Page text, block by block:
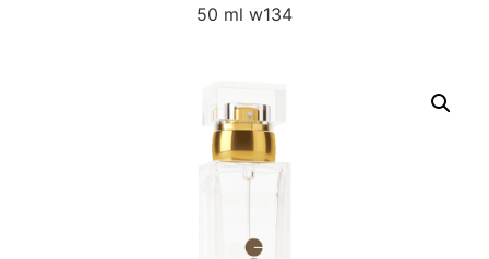
50 ml w134